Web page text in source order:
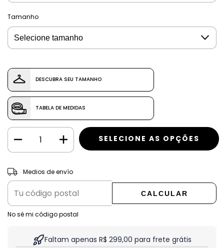
Tamanho
DESCUBRA SEU TAMANHO
TABELA DE MEDIDAS
Entregas para el CP:
Medios de envío
CALCULAR
No sé mi código postal
Faltam apenas R$ 299,00 para frete grátis